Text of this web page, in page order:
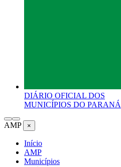
DIÁRIO OFICIAL DOS
MUNICÍPIOS DO PARANÁ
AMP ×
Início
AMP
Municípios